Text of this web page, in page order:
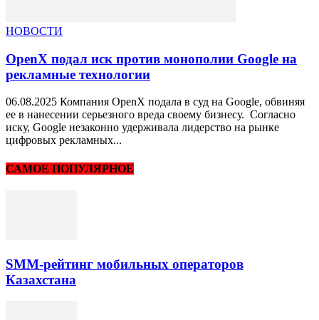
НОВОСТИ
OpenX подал иск против монополии Google на
рекламные технологии
06.08.2025 Компания OpenX подала в суд на Google, обвиняя
ее в нанесении серьезного вреда своему бизнесу. Согласно
иску, Google незаконно удерживала лидерство на рынке
цифровых рекламных...
САМОЕ ПОПУЛЯРНОЕ
SMM-рейтинг мобильных операторов
Казахстана